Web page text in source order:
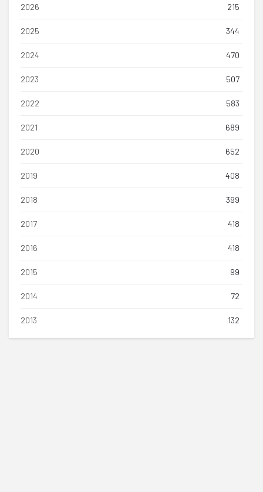
2026 215
2025 344
2024 470
2023 507
2022 583
2021 689
2020 652
2019 408
2018 399
2017 418
2016 418
2015 99
2014 72
2013 132